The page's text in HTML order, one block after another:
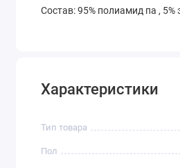
Состав: 95% полиамид па , 5%
Характеристики
Тип товара
Пол